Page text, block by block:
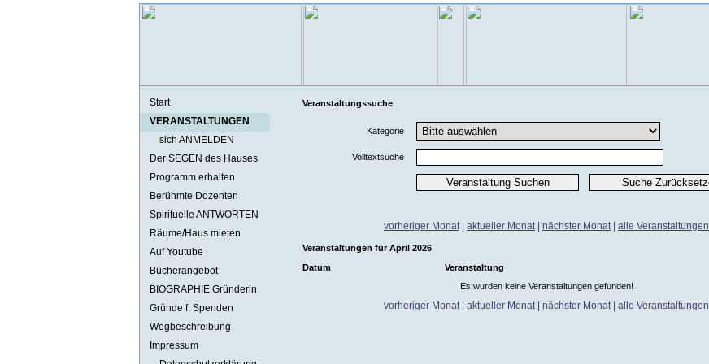
Start
VERANSTALTUNGEN
sich ANMELDEN
Der SEGEN des Hauses
Programm erhalten
Berühmte Dozenten
Spirituelle ANTWORTEN
Räume/Haus mieten
Auf Youtube
Bücherangebot
BIOGRAPHIE Gründerin
Gründe f. Spenden
Wegbeschreibung
Impressum
Veranstaltungssuche
Kategorie
Volltextsuche
vorheriger Monat| aktueller Monat| nächster Monat| alle Veranstaltungen
Veranstaltungen für April 2026
Datum
Veranstaltung
Es wurden keine Veranstaltungen gefunden!
vorheriger Monat| aktueller Monat| nächster Monat| alle Veranstaltungen